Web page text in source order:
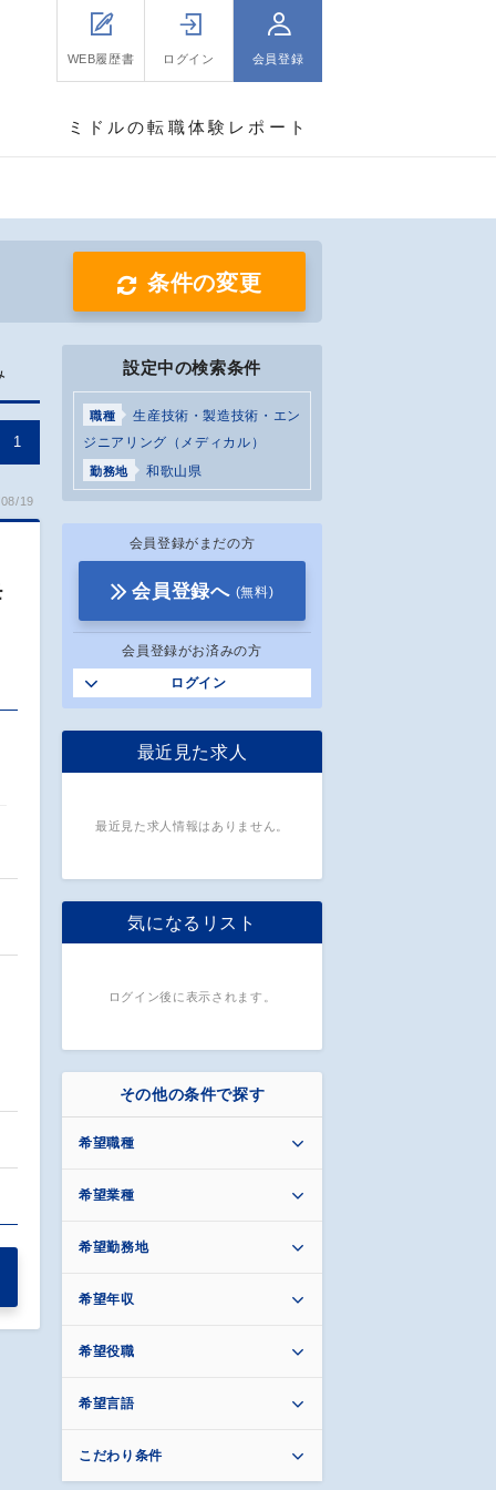
WEB履歴書 ログイン 会員登録
ミドルの転職体験レポート
条件の変更
1
19
設定中の検索条件
職種
生産技術・製造技術・エン
ジニアリング（メディカル）
勤務地 和歌山県
会員登録がまだの方
会員登録へ (無料)
会員登録がお済みの方
ログイン
最近見た求人
最近見た求人情報はありません。
気になるリスト
ログイン後に表示されます。
その他の条件で探す
希望職種
希望業種
希望勤務地
希望年収
希望役職
希望言語
こだわり条件